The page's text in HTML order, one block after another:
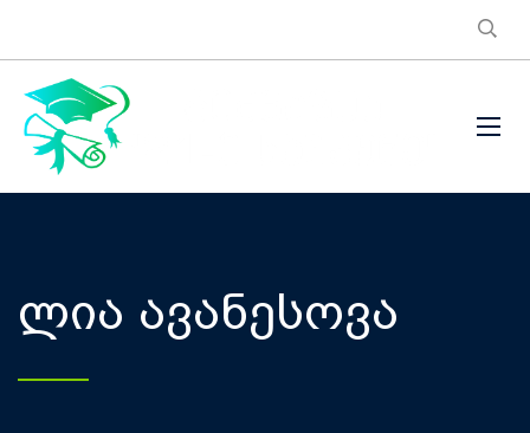
ლია ავანესოვა